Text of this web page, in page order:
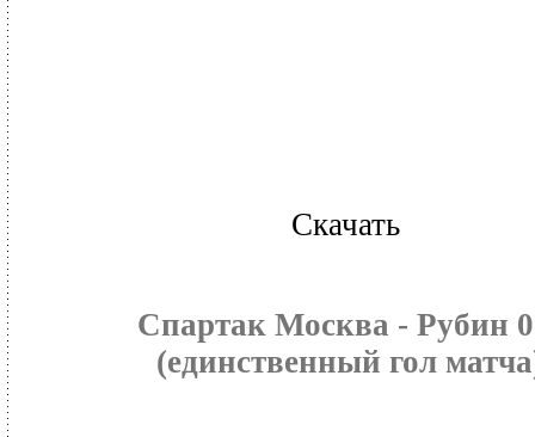
Скачать
Спартак Москва - Рубин
(единственный гол